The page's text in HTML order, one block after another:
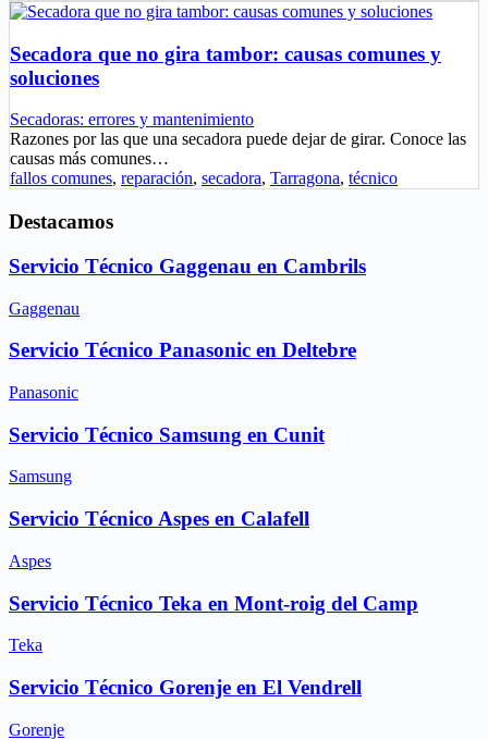
Secadora que no gira tambor: causas comunes y
soluciones
Secadoras: errores y mantenimiento
Razones por las que una secadora puede dejar de girar. Conoce las
causas más comunes…
fallos comunes, reparación, secadora, Tarragona, técnico
Destacamos
Servicio Técnico Gaggenau en Cambrils
Gaggenau
Servicio Técnico Panasonic en Deltebre
Panasonic
Servicio Técnico Samsung en Cunit
Samsung
Servicio Técnico Aspes en Calafell
Aspes
Servicio Técnico Teka en Mont-roig del Camp
Teka
Servicio Técnico Gorenje en El Vendrell
Gorenje